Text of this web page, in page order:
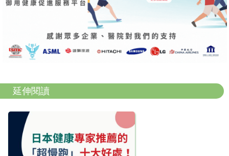
延伸閱讀